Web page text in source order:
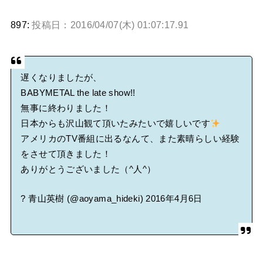
897:投稿日：2016/04/07(木) 01:07:17.91
遅くなりましたが、
BABYMETAL the late show!!
無事に終わりました！
日本からも沢山観て頂いたみたいで嬉しいです
アメリカのTV番組に出るなんて、また素晴らしい経験
をさせて頂きました！
ありがとうございました（^人^）
? 青山英樹 (@aoyama_hideki)2016年4月6日